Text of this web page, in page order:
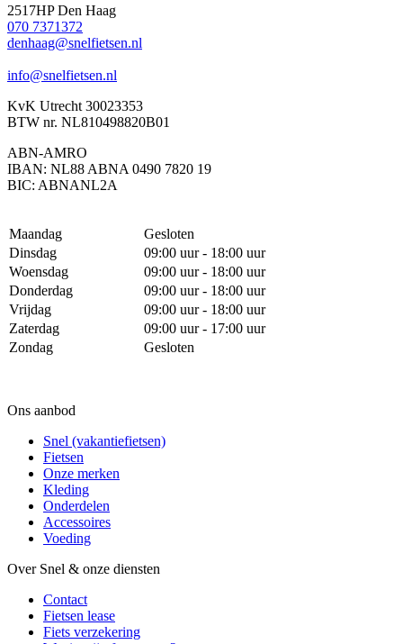
2517HP Den Haag
070 7371372
denhaag@snelfietsen.nl
info@snelfietsen.nl
KvK Utrecht 30023353
BTW nr. NL810498820B01
ABN-AMRO
IBAN: NL88 ABNA 0490 7820 19
BIC: ABNANL2A
Maandag
Gesloten
Dinsdag
09:00 uur - 18:00 uur
Woensdag
09:00 uur - 18:00 uur
Donderdag
09:00 uur - 18:00 uur
Vrijdag
09:00 uur - 18:00 uur
Zaterdag
09:00 uur - 17:00 uur
Zondag
Gesloten
Ons aanbod
Snel (vakantiefietsen)
Fietsen
Onze merken
Kleding
Onderdelen
Accessoires
Voeding
Over Snel & onze diensten
Contact
Fietsen lease
Fiets verzekering